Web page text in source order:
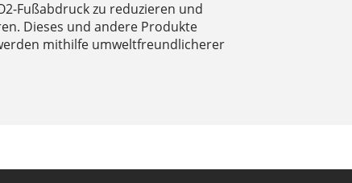
Fußabdruck zu reduzieren und
Dieses und andere Produkte
mithilfe umweltfreundlicherer